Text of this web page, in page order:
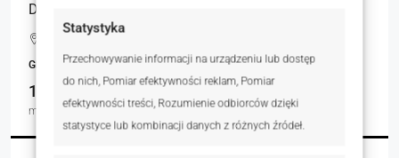
Statystyka
Przechowywanie informacji na urządzeniu lub dostęp
do nich, Pomiar efektywności reklam, Pomiar
efektywności treści, Rozumienie odbiorców dzięki
statystyce lub kombinacji danych z różnych źródeł.
Działka budowalna Pobiedziska
Kiszkowska, Pobiedziska, Polska
GRUNTY
1064.00
m²